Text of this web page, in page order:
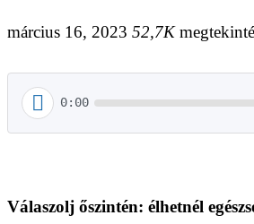
március 16, 2023 52,7K
0:00
Válaszolj őszintén: élhetnél